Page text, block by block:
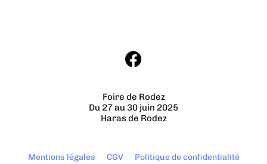
Foire de Rodez
Du 27 au 30 juin 2025
Haras de Rodez
Mentions légales CGV
Politique de confidentialité